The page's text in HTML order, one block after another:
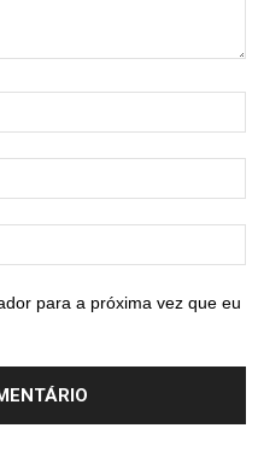
para a próxima vez que eu